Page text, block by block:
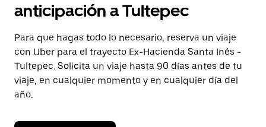
y
selecciona
una
fecha.
Presiona
la
tecla Esc
para
cerrar
calendario.
anticipación a Tultepec
Para que hagas todo lo necesario, reserva un viaje
con Uber para el trayecto Ex-Hacienda Santa Inés -
Tultepec. Solicita un viaje hasta 90 días antes de tu
viaje, en cualquier momento y en cualquier día del
año.